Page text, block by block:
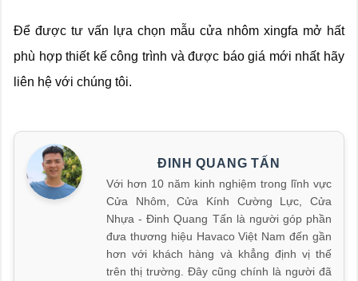
Để được tư vấn lựa chọn mẫu cửa nhôm xingfa mở hất
phù hợp thiết kế công trình và được báo giá mới nhất hãy
liên hệ với chúng tôi.
ĐINH QUANG TẤN
Với hơn 10 năm kinh nghiệm trong lĩnh vực
Cửa Nhôm, Cửa Kính Cường Lực, Cửa
Nhựa - Đinh Quang Tấn là người góp phần
đưa thương hiệu Havaco Việt Nam đến gần
hơn với khách hàng và khẳng định vị thế
trên thị trường. Đây cũng chính là người đã